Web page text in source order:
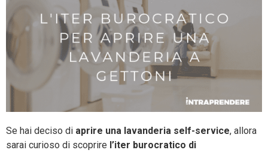
Se hai deciso di aprire una lavanderia self-service, allora
sarai curioso di scoprire l’iter burocratico di